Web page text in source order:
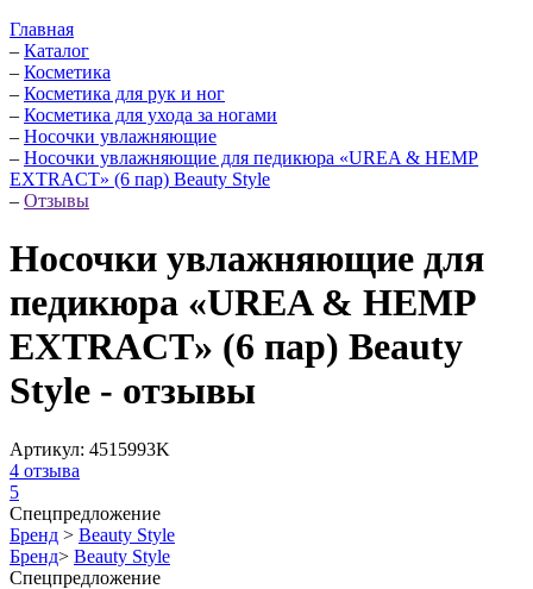
Главная
– Каталог
– Косметика
– Косметика для рук и ног
– Косметика для ухода за ногами
– Носочки увлажняющие
– Носочки увлажняющие для педикюра «UREA & HEMP
EXTRACT» (6 пар) Beauty Style
– Отзывы
Носочки увлажняющие для
педикюра «UREA & HEMP
EXTRACT» (6 пар) Beauty
Style - отзывы
Артикул: 4515993K
4 отзыва
5
Спецпредложение
Бренд > Beauty Style
Бренд> Beauty Style
Спецпредложение